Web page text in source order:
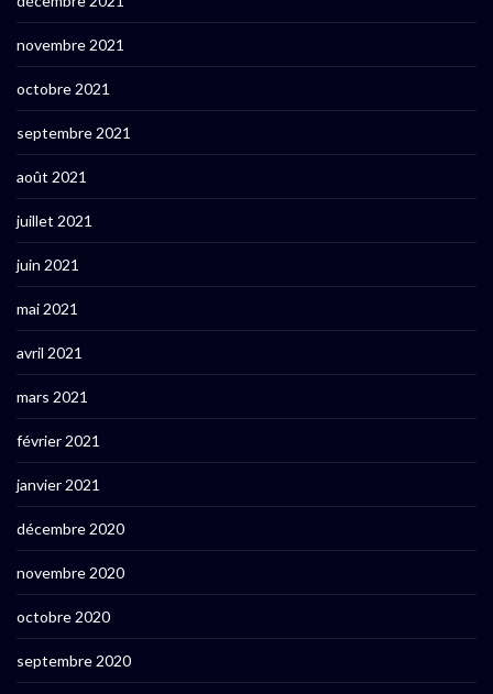
novembre 2021
octobre 2021
septembre 2021
août 2021
juillet 2021
juin 2021
mai 2021
avril 2021
mars 2021
février 2021
janvier 2021
décembre 2020
novembre 2020
octobre 2020
septembre 2020